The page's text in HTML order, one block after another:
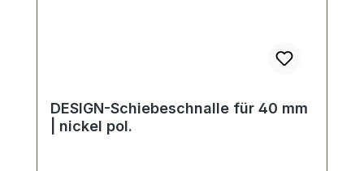
DESIGN-Schiebeschnalle für 40 mm
| nickel pol.